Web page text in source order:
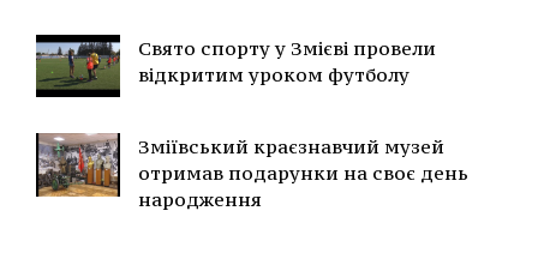
Свято спорту у Змієві провели
відкритим уроком футболу
Зміївський краєзнавчий музей
отримав подарунки на своє день
народження